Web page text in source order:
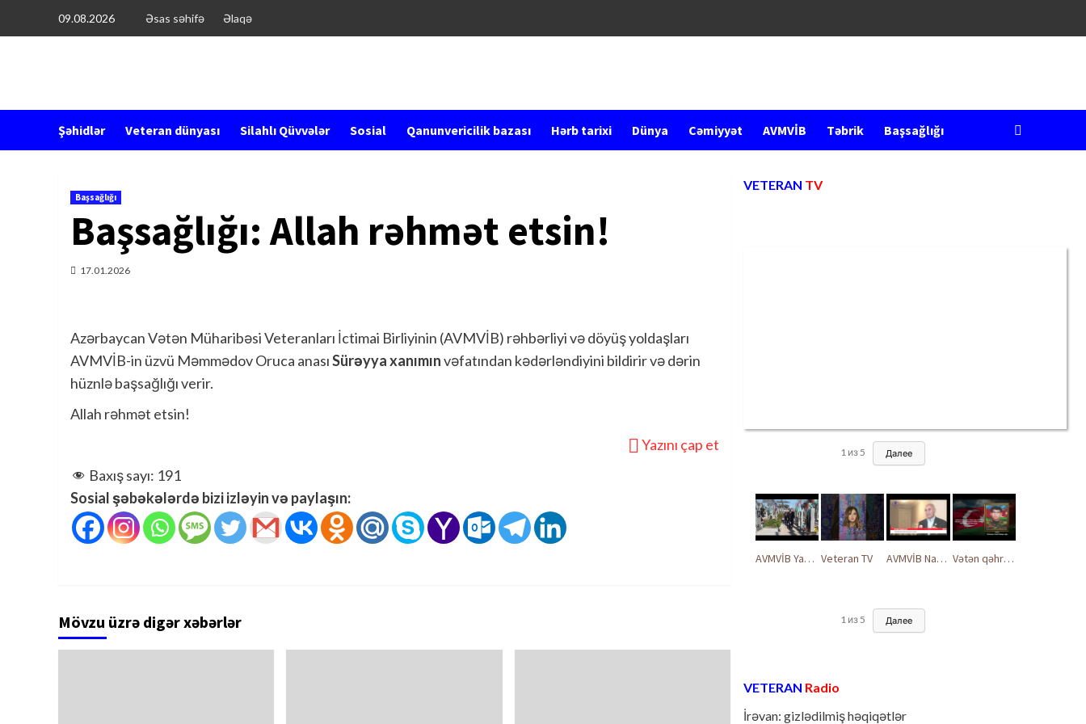
09.08.2026 Əsas səhifə Əlaqə
Şəhidlər Veteran dünyası Silahlı Qüvvələr Sosial Qanunvericilik bazası Hərb tarixi Dünya Cəmiyyət AVMVİB Təbrik Başsağlığı
Başsağlığı
Başsağlığı: Allah rəhmət etsin!
17.01.2026
Azərbaycan Vətən Müharibəsi Veteranları İctimai Birliyinin (AVMVİB) rəhbərliyi və döyüş yoldaşları
AVMVİB-in üzvü Məmmədov Oruca anasıSürəyya xanımınvəfatından kədərləndiyini bildirir və dərin
hüznlə başsağlığı verir.
Allah rəhmət etsin!
Yazını çap et
Baxış sayı: 191
Sosial şəbəkələrdə bizi izləyin və paylaşın:
Mövzu üzrə digər xəbərlər
VETERAN TV
1 из5 Далее
AVMVİB Yasamal rayon şöbəsinin kollektivi Şəhidlər Xiyabanında Veteran TV AVMVİB Naxçıvan MR təşkilatı şəhidlərimizin xatirəsinə həsr olunmuş tədbir keçirdi Vətən qəhrəmanları ilə ucalır
1 из 5 Далее
VETERAN Radio
İrəvan: gizlədilmiş həqiqətlər